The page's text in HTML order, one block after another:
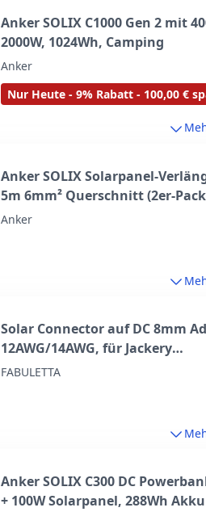
Anker SOLIX C1000 Gen 2 mit
2000W, 1024Wh, Camping
Anker
Nur Heute - 9% Rabatt - 100,00 €
Anker SOLIX Solarpanel-
5m 6mm² Querschnitt (2er-
Anker
Solar Connector auf DC 8mm
12AWG/14AWG, für Jackery
Explorer/Zero/Anker Power
FABULETTA
Anker SOLIX C300 DC
+ 100W Solarpanel, 288Wh Akku